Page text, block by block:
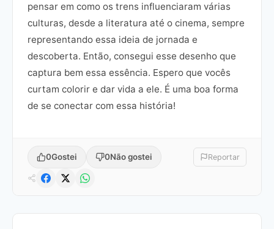
pensar em como os trens influenciaram várias
culturas, desde a literatura até o cinema, sempre
representando essa ideia de jornada e
descoberta. Então, consegui esse desenho que
captura bem essa essência. Espero que vocês
curtam colorir e dar vida a ele. É uma boa forma
de se conectar com essa história!
0Gostei 0Não gostei Reportar